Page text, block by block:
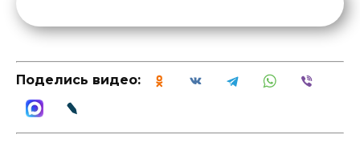
Поделись видео: